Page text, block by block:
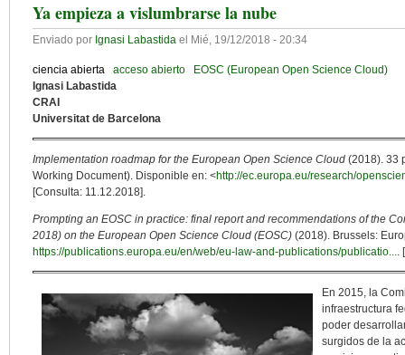
Ya empieza a vislumbrarse la nube
Enviado por Ignasi Labastida el Mié, 19/12/2018 - 20:34
ciencia abierta acceso abierto
EOSC (European Open Science Cloud)
Ignasi Labastida
CRAI
Universitat de Barcelona
Implementation roadmap for the European Open Science Cloud (2018). 33
Working Document). Disponible en: <http://ec.europa.eu/research/
[Consulta: 11.12.2018].
Prompting an EOSC in practice: final report and recommendations of the
2018) on the European Open Science Cloud (EOSC) (2018). Brussels:
https://publications.europa.eu/en/web/eu-law-and-publications/publicatio....
En 2015, la
infraestructura
poder
surgidos de la